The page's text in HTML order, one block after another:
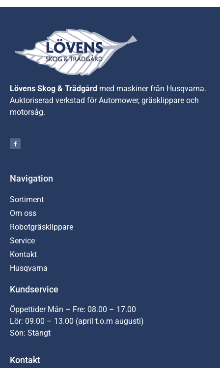
Lövens Skog & Trädgård med maskiner från Husqvarna.
Auktoriserad verkstad för Automower, gräsklippare och
motorsåg.
Navigation
Sortiment
Om oss
Robotgräsklippare
Service
Kontakt
Husqvarna
Kundservice
Öppettider Mån – Fre: 08.00 – 17.00
Lör: 09.00 – 13.00 (april t.o.m augusti)
Sön: Stängt
Kontakt